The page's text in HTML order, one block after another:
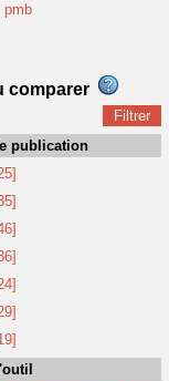
pmb
comparer
publication